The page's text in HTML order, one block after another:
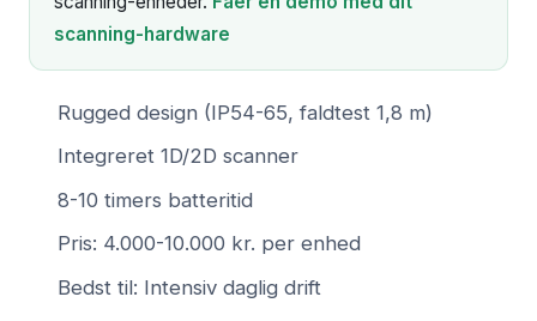
scanning-hardware
Rugged design (IP54-65, faldtest 1,8 m)
Integreret 1D/2D scanner
8-10 timers batteritid
Pris: 4.000-10.000 kr. per enhed
Bedst til: Intensiv daglig drift